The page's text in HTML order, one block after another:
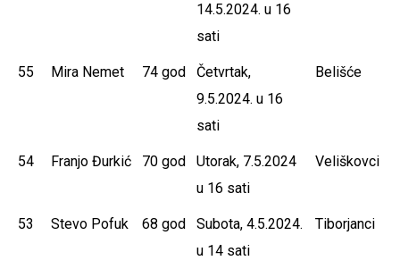
14.5.2024. u 16
sati
55 Mira Nemet 74 god
Četvrtak,
9.5.2024. u 16
sati
Belišće
54 Franjo Đurkić 70 god
Utorak, 7.5.2024
u 16 sati
Veliškovci
53 Stevo Pofuk 68 god
Subota, 4.5.2024.
u 14 sati
Tiborjanci